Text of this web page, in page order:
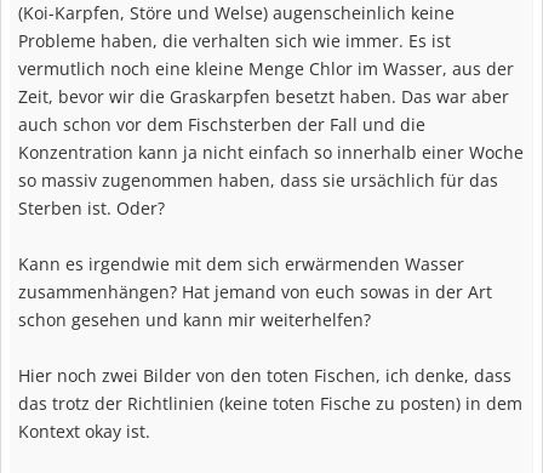
(Koi-Karpfen, Störe und Welse) augenscheinlich keine
Probleme haben, die verhalten sich wie immer. Es ist
vermutlich noch eine kleine Menge Chlor im Wasser, aus der
Zeit, bevor wir die Graskarpfen besetzt haben. Das war aber
auch schon vor dem Fischsterben der Fall und die
Konzentration kann ja nicht einfach so innerhalb einer Woche
so massiv zugenommen haben, dass sie ursächlich für das
Sterben ist. Oder?
Kann es irgendwie mit dem sich erwärmenden Wasser
zusammenhängen? Hat jemand von euch sowas in der Art
schon gesehen und kann mir weiterhelfen?
Hier noch zwei Bilder von den toten Fischen, ich denke, dass
das trotz der Richtlinien (keine toten Fische zu posten) in dem
Kontext okay ist.